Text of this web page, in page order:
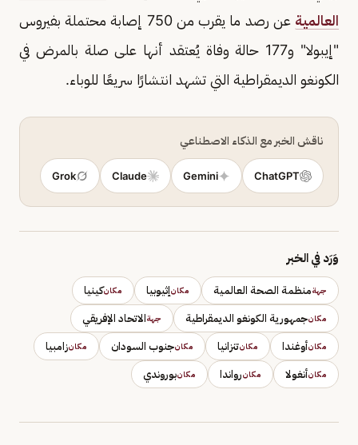
العالمية
عن رصد ما يقرب من 750 إصابة محتملة بفيروس
"إيبولا" و177 حالة وفاة يُعتقد أنها على صلة بالمرض في
الكونغو الديمقراطية التي تشهد انتشارًا سريعًا للوباء.
ناقش الخبر مع الذكاء الاصطناعي
ChatGPT
Gemini
Claude
Grok
وَرَد في الخبر
جهةمنظمة الصحة العالمية مكانإثيوبيا مكانكينيا
مكانجمهورية الكونغو الديمقراطية جهةالاتحاد الإفريقي
مكانأوغندا مكانتنزانيا مكانجنوب السودان مكانزامبيا
مكانأنغولا مكانرواندا مكانبوروندي